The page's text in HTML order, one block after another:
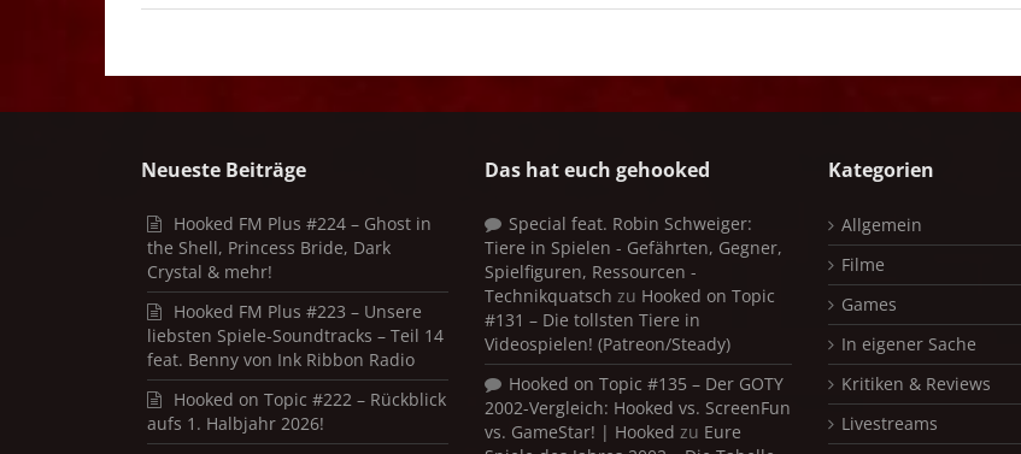
Neueste Beiträge
Hooked FM Plus #224 – Ghost in
the Shell, Princess Bride, Dark
Crystal & mehr!
Hooked FM Plus #223 – Unsere
liebsten Spiele-Soundtracks – Teil 14
feat. Benny von Ink Ribbon Radio
Hooked on Topic #222 – Rückblick
aufs 1. Halbjahr 2026!
Das hat euch gehooked
Special feat. Robin Schweiger:
Tiere in Spielen - Gefährten, Gegner,
Spielfiguren, Ressourcen -
Technikquatsch zu Hooked on Topic
#131 – Die tollsten Tiere in
Videospielen! (Patreon/Steady)
Hooked on Topic #135 – Der GOTY
2002-Vergleich: Hooked vs. ScreenFun
vs. GameStar! | Hooked zu Eure
Kategorien
Allgemein
Filme
Games
In eigener Sache
Kritiken & Reviews
Livestreams